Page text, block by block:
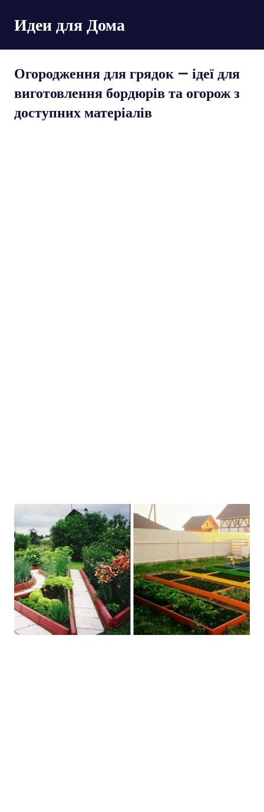
перейти
к
содержимому
Идеи для Дома
Огородження для грядок — ідеї для
виготовлення бордюрів та огорож з
доступних матеріалів